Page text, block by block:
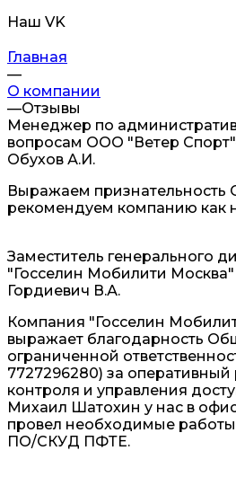
Наш VK
Главная
—
О компании
—Отзывы
Менеджер по
вопросам ООО "Ветер Спорт"
Обухов А.И.
Выражаем
рекомендуем компанию как
Заместитель генерального
"Госселин Мобилити Москва"
Гордиевич В.А.
Компания "Госселин
выражает благодарность
ограниченной
7727296280) за
контроля и управления
Михаил Шатохин у нас в
провел необходимые работы
ПО/СКУД ПФТЕ.